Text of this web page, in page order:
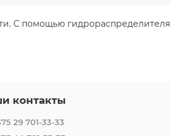
С помощью гидрораспределителя
контакты
29 701-33-33